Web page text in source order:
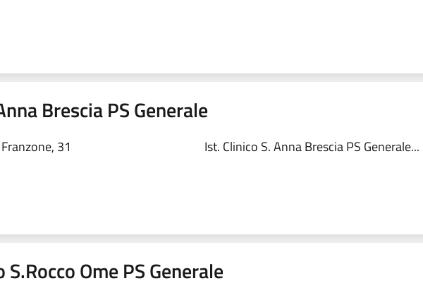
Brescia PS Generale
31 Ist. Clinico S. Anna Brescia PS Generale...
Ome PS Generale